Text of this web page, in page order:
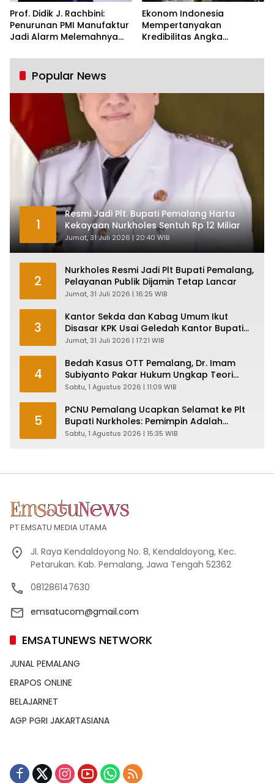
Prof. Didik J. Rachbini:
Penurunan PMI Manufaktur
Jadi Alarm Melemahnya
Ekonom Indonesia
Mempertanyakan
Kredibilitas Angka
Tumbuh Tapi Rapuh
Popular News
1
Resmi Jadi Plt. Bupati Pemalang Harta
Kekayaan Nurkholes Sentuh Rp 12 Miliar
Jumat, 31 Juli 2026 | 20:40 WIB
2
Nurkholes Resmi Jadi Plt Bupati Pemalang,
Pelayanan Publik Dijamin Tetap Lancar
Jumat, 31 Juli 2026 | 16:25 WIB
3
Kantor Sekda dan Kabag Umum Ikut
Disasar KPK Usai Geledah Kantor Bupati
Pemalang
Jumat, 31 Juli 2026 | 17:21 WIB
4
Bedah Kasus OTT Pemalang, Dr. Imam
Subiyanto Pakar Hukum Ungkap Teori
Penyertaan KPK
Sabtu, 1 Agustus 2026 | 11:09 WIB
5
PCNU Pemalang Ucapkan Selamat ke Plt
Bupati Nurkholes: Pemimpin Adalah
Pelayan Rakyat!
Sabtu, 1 Agustus 2026 | 15:35 WIB
PT EMSATU MEDIA UTAMA
Jl. Raya Kendaldoyong No. 8, Kendaldoyong, Kec.
Petarukan. Kab. Pemalang, Jawa Tengah 52362
081286147630
emsatucom@gmail.com
EMSATUNEWS NETWORK
JUNAL PEMALANG
ERAPOS ONLINE
BELAJARNET
AGP PGRI JAKARTASIANA